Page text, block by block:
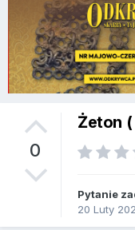
0
Żeton (
Pytanie
20 Luty